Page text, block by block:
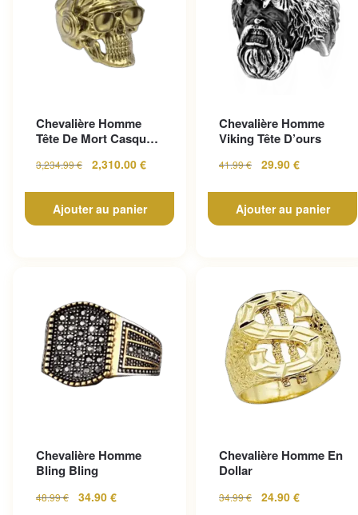
Chevalière Homme
Tête De Mort Casque
3,234.99€ 2,310.00 €
Ajouter au panier
Chevalière Homme
Viking Tête D’ours
41.99€ 29.90 €
Ajouter au panier
Chevalière Homme
Bling Bling
48.99€ 34.90 €
Chevalière Homme En
Dollar
34.99€ 24.90 €